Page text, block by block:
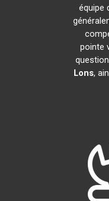
équipe
pointe
Lons,